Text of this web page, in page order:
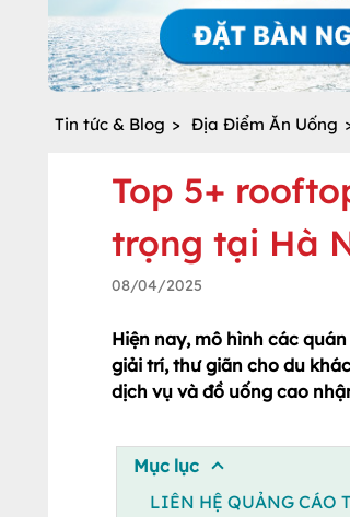
Tin tức & Blog > Địa Điểm Ăn Uống
Top 5+
trọng tại Hà
08/04/2025
Hiện nay, mô hình các
giải trí, thư giãn cho du
dịch vụ và đồ uống cao
Mục lục
LIÊN HỆ QUẢNG CÁO